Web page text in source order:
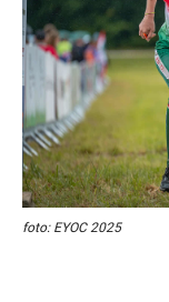
foto: EYOC 2025